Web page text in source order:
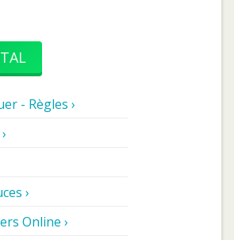
- Règles ›
›
Online ›